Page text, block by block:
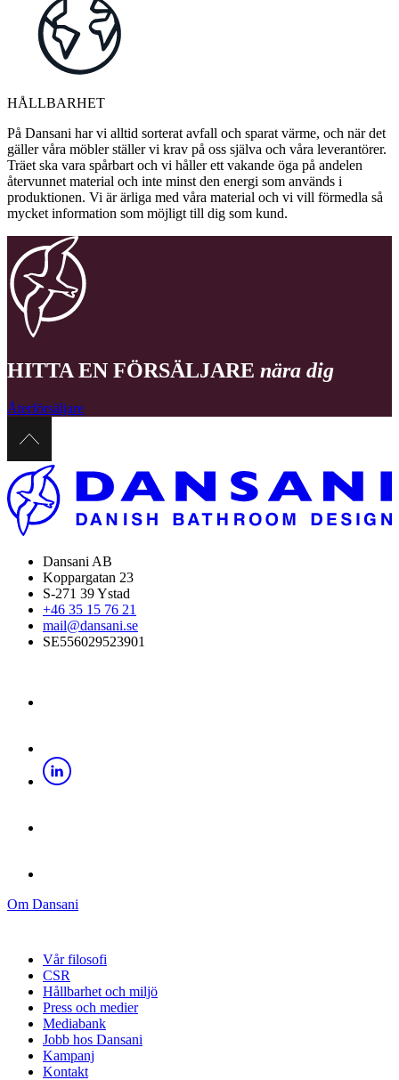
HÅLLBARHET
På Dansani har vi alltid sorterat avfall och sparat värme, och när det
gäller våra möbler ställer vi krav på oss själva och våra leverantörer.
Träet ska vara spårbart och vi håller ett vakande öga på andelen
återvunnet material och inte minst den energi som används i
produktionen. Vi är ärliga med våra material och vi vill förmedla så
mycket information som möjligt till dig som kund.
HITTA EN FÖRSÄLJARE nära dig
Återförsäljare
Dansani AB
Koppargatan 23
S-271 39 Ystad
+46 35 15 76 21
mail@dansani.se
SE556029523901
Om Dansani
Vår filosofi
CSR
Hållbarhet och miljö
Press och medier
Mediabank
Jobb hos Dansani
Kampanj
Kontakt